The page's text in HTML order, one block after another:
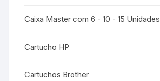
Caixa Master com 6 - 10 - 15 Unidades
Cartucho HP
Cartuchos Brother